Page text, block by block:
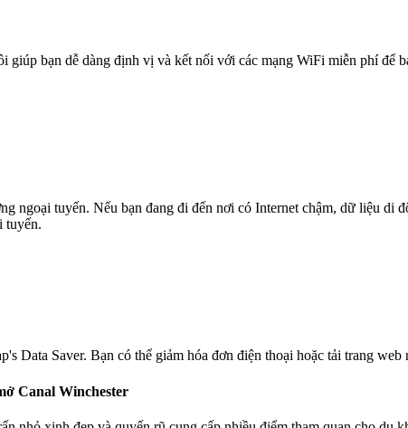
giúp bạn dễ dàng định vị và kết nối với các mạng WiFi miễn phí để
ngoại tuyến. Nếu bạn đang đi đến nơi có Internet chậm, dữ liệu
tuyến.
Data Saver. Bạn có thể giảm hóa đơn điện thoại hoặc tải trang
Canal Winchester